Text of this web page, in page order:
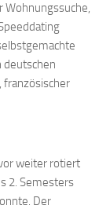
Wohnungssuche,
deutschen
französischer
weiter rotiert
2. Semesters
Der